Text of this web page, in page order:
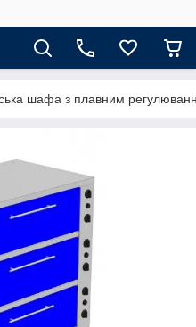
шафа з плавним